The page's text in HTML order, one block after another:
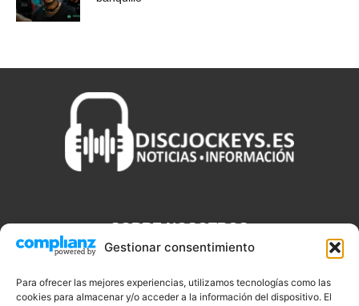
Gestionar consentimiento
Para ofrecer las mejores experiencias, utilizamos tecnologías como las
cookies para almacenar y/o acceder a la información del dispositivo. El
SOBRE NOSOTROS
que necesitas saber sobre noticias, novedades, tecnologías y
aplicaciones que te ayudaran a ser un mejor Djs.